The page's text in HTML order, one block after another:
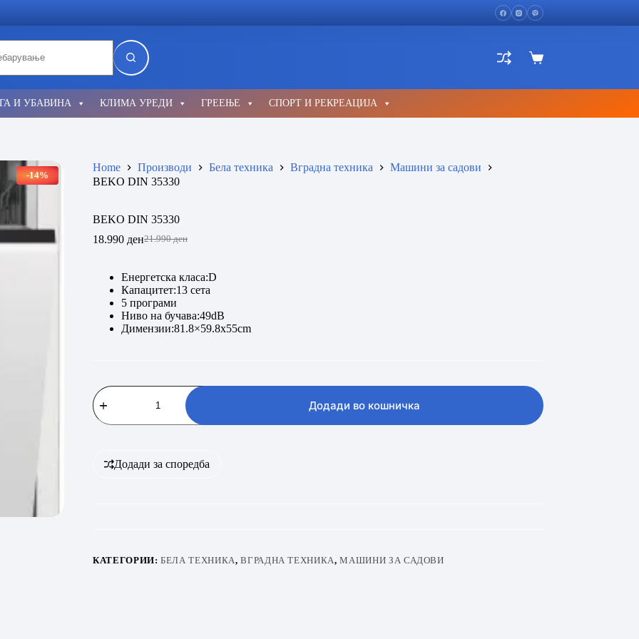
Shopping
И УБАВИНА КЛИМА УРЕДИ ГРЕЕЊЕ СПОРТ И РЕКРЕАЦИЈА
-14%
Home Производи Бела техника Вградна техника
Машини за садови
BEKO DIN 35330
BEKO DIN 35330
21.990ден
Original
21.990 ден.
18.990 денCurrent
18.990 ден.
Енергетска класа:D
Капацитет:13 сета
5 програми
Ниво на бучава:49dB
Димензии:81.8×59.8x55cm
BEKO
DIN
35330
количина
Додади во кошничка
Додади за споредба
КАТЕГОРИИ:БЕЛА ТЕХНИКА,ВГРАДНА ТЕХНИКА,МАШИНИ ЗА САДОВИ